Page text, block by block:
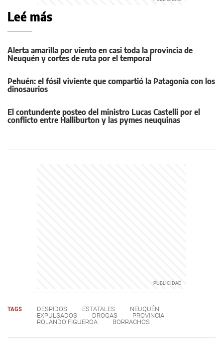
Leé más
Alerta amarilla por viento en casi toda la provincia de
Neuquén y cortes de ruta por el temporal
Pehuén: el fósil viviente que compartió la Patagonia con los
dinosaurios
El contundente posteo del ministro Lucas Castelli por el
conflicto entre Halliburton y las pymes neuquinas
TAGS DESPIDOS ESTATALES
NEUQUÉN
EXPULSADOS
DROGAS
PROVINCIA
ROLANDO FIGUEROA
BORRACHOS